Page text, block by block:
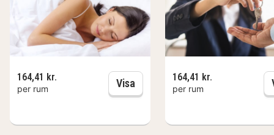
164,41 kr.
per rum
164,41 kr.
per rum Visa Sen utcheckning fram till kl.